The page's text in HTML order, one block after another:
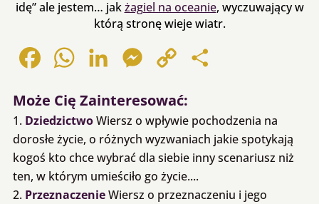
idę” ale jestem… jakżagiel na oceanie, wyczuwający w
którą stronę wieje wiatr.
FacebookWhatsAppLinkedInMessenger
Copy
Może Cię Zainteresować:
DziedzictwoWiersz o wpływie pochodzenia na
dorosłe życie, o różnych wyzwaniach jakie spotykają
kogoś kto chce wybrać dla siebie inny scenariusz niż
ten, w którym umieściło go życie....
PrzeznaczenieWiersz o przeznaczeniu i jego